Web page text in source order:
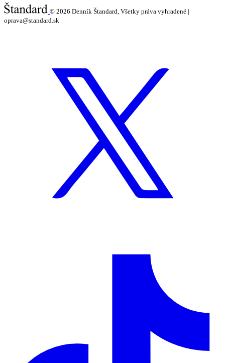
© 2026 Denník Štandard, Všetky práva vyhradené |
oprava@standard.sk